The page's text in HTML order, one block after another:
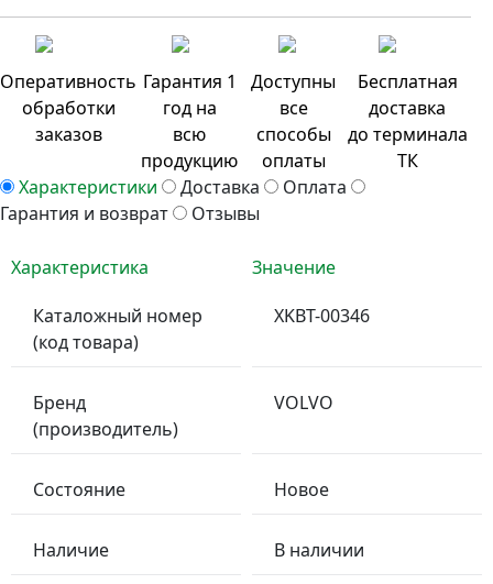
Оперативность
обработки
заказов
Гарантия 1
год на
всю
продукцию
Доступны
все
способы
оплаты
Бесплатная
доставка
до терминала
ТК
Характеристики
Доставка
Оплата
Гарантия и возврат
Отзывы
Характеристика
Значение
Каталожный номер
(код товара)
XKBT-00346
Бренд
(производитель)
VOLVO
Состояние Новое
Наличие В наличии